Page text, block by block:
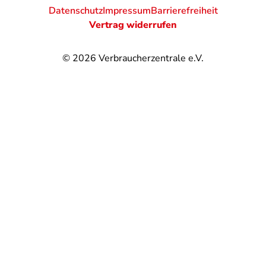
© 2026 Verbraucherzentrale e.V.
DatenschutzImpressumBarrierefreiheit
Vertrag widerrufen